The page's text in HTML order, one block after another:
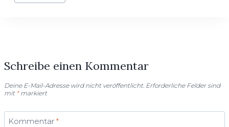
Schreibe einen Kommentar
Deine E-Mail-Adresse wird nicht veröffentlicht. Erforderliche Felder sind
mit *markiert
Kommentar *